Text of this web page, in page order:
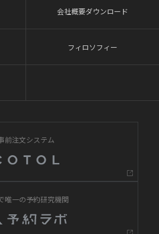
会社概要ダウンロード
フィロソフィー
前注文システム
唯一の予約研究機関